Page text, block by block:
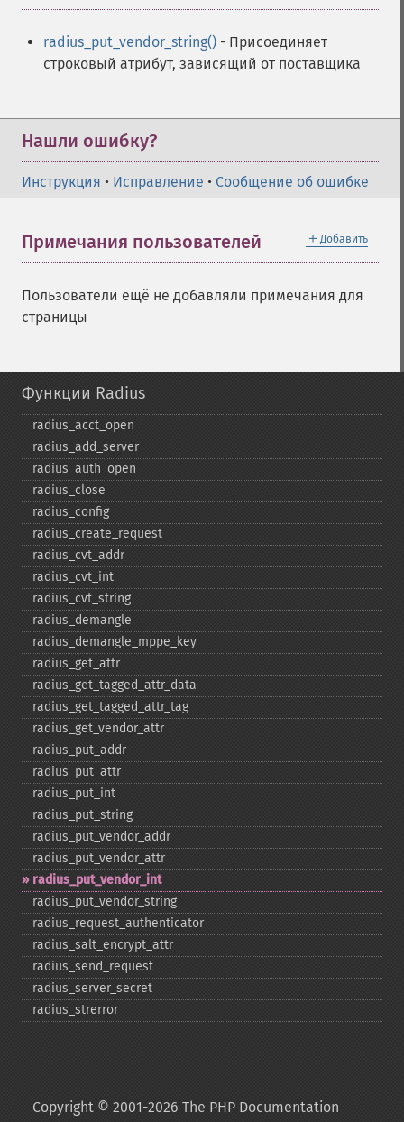
radius_put_vendor_string() - Присоединяет
строковый атрибут, зависящий от поставщика
Нашли ошибку?
Инструкция • Исправление • Сообщение об ошибке
＋ Добавить
Примечания пользователей
Пользователи ещё не добавляли примечания для
страницы
Функции Radius
radius_​acct_​open
radius_​add_​server
radius_​auth_​open
radius_​close
radius_​config
radius_​create_​request
radius_​cvt_​addr
radius_​cvt_​int
radius_​cvt_​string
radius_​demangle
radius_​demangle_​mppe_​key
radius_​get_​attr
radius_​get_​tagged_​attr_​data
radius_​get_​tagged_​attr_​tag
radius_​get_​vendor_​attr
radius_​put_​addr
radius_​put_​attr
radius_​put_​int
radius_​put_​string
radius_​put_​vendor_​addr
radius_​put_​vendor_​attr
radius_​put_​vendor_​int
radius_​put_​vendor_​string
radius_​request_​authenticator
radius_​salt_​encrypt_​attr
radius_​send_​request
radius_​server_​secret
radius_​strerror
Copyright © 2001-2026 The PHP Documentation